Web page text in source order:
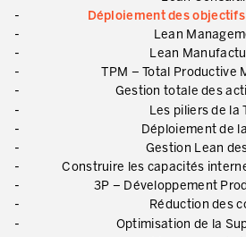
Lean dans les systèmes d’information
Nous formons, nous certifions …
MÉTIERS DE L’INDUSTRIE
Lean Consulting
Déploiement des objectifs : Hoshin
Déploiement des
Lean
Lean
TPM – Total Productive
Gestion totale des
Les piliers de la
Déploiement de
Gestion Lean
Construire les capacités
3P – Développement
Réduction des
Optimisation de la